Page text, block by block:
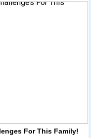
For This Family!